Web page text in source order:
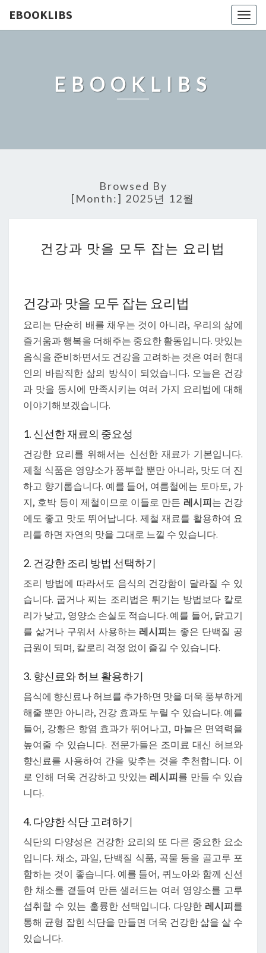
EBOOKLIBS
EBOOKLIBS
Browsed By
[Month:] 2025년 12월
강
을
두
잡
는
요
리
건강과 맛을 모두 잡는 요리법
건강과 맛을 모두 잡는 요리법
요리는 단순히 배를 채우는 것이 아니라, 우리의 삶에
즐거움과 행복을 더해주는 중요한 활동입니다. 맛있는
음식을 준비하면서도 건강을 고려하는 것은 여러 현대
인의 바람직한 삶의 방식이 되었습니다. 오늘은 건강
과 맛을 동시에 만족시키는 여러 가지 요리법에 대해
이야기해보겠습니다.
1. 신선한 재료의 중요성
건강한 요리를 위해서는 신선한 재료가 기본입니다.
제철 식품은 영양소가 풍부할 뿐만 아니라, 맛도 더 진
하고 향기롭습니다. 예를 들어, 여름철에는 토마토, 가
지, 호박 등이 제철이므로 이들로 만든 레시피는 건강
에도 좋고 맛도 뛰어납니다. 제철 재료를 활용하여 요
리를 하면 자연의 맛을 그대로 느낄 수 있습니다.
2. 건강한 조리 방법 선택하기
조리 방법에 따라서도 음식의 건강함이 달라질 수 있
습니다. 굽거나 찌는 조리법은 튀기는 방법보다 칼로
리가 낮고, 영양소 손실도 적습니다. 예를 들어, 닭고기
를 삶거나 구워서 사용하는 레시피는 좋은 단백질 공
급원이 되며, 칼로리 걱정 없이 즐길 수 있습니다.
3. 향신료와 허브 활용하기
음식에 향신료나 허브를 추가하면 맛을 더욱 풍부하게
해줄 뿐만 아니라, 건강 효과도 누릴 수 있습니다. 예를
들어, 강황은 항염 효과가 뛰어나고, 마늘은 면역력을
높여줄 수 있습니다. 전문가들은 조미료 대신 허브와
향신료를 사용하여 간을 맞추는 것을 추천합니다. 이
로 인해 더욱 건강하고 맛있는 레시피를 만들 수 있습
니다.
4. 다양한 식단 고려하기
식단의 다양성은 건강한 요리의 또 다른 중요한 요소
입니다. 채소, 과일, 단백질 식품, 곡물 등을 골고루 포
함하는 것이 좋습니다. 예를 들어, 퀴노아와 함께 신선
한 채소를 곁들여 만든 샐러드는 여러 영양소를 고루
섭취할 수 있는 훌륭한 선택입니다. 다양한 레시피를
통해 균형 잡힌 식단을 만들면 더욱 건강한 삶을 살 수
있습니다.